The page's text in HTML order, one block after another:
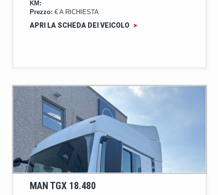
KM:
Prezzo: € A RICHIESTA
APRI LA SCHEDA DEI VEICOLO >
MAN TGX 18.480